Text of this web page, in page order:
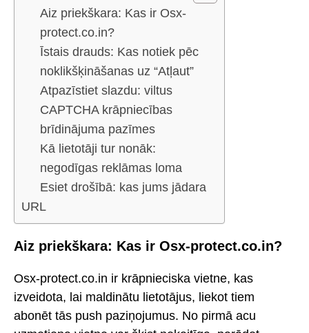
Aiz priekškara: Kas ir Osx-
protect.co.in?
Īstais drauds: Kas notiek pēc
noklikšķināšanas uz “Atļaut”
Atpazīstiet slazdu: viltus
CAPTCHA krāpniecības
brīdinājuma pazīmes
Kā lietotāji tur nonāk:
negodīgas reklāmas loma
Esiet drošībā: kas jums jādara
URL
Aiz priekškara: Kas ir Osx-protect.co.in?
Osx-protect.co.in ir krāpnieciska vietne, kas
izveidota, lai maldinātu lietotājus, liekot tiem
abonēt tās push paziņojumus. No pirmā acu